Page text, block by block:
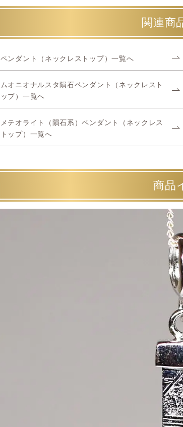
関連商
ペンダント（ネックレストップ）一覧へ
ムオニオナルスタ隕石ペンダント（ネックレスト
ップ）一覧へ
メテオライト（隕石系）ペンダント（ネックレス
トップ）一覧へ
商品